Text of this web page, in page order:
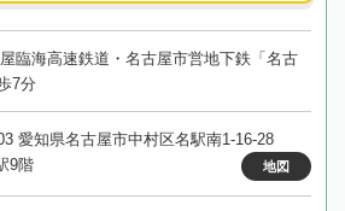
臨海高速鉄道・名古屋市営地下鉄「名古
7分
愛知県名古屋市中村区名駅南1-16-28
9階
地図